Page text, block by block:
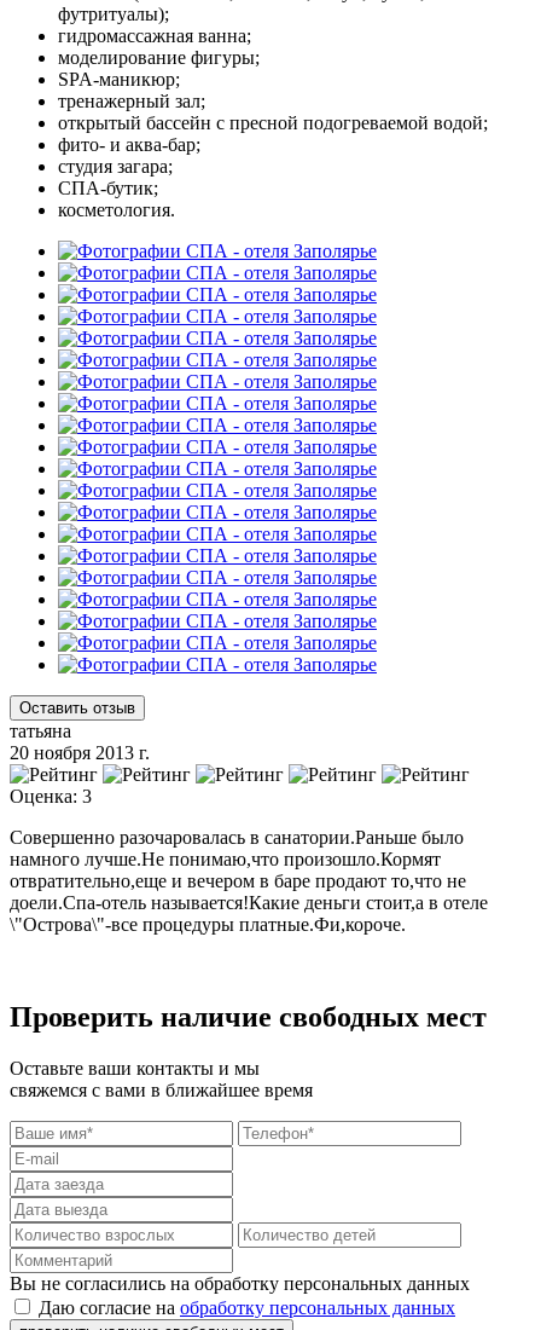
футритуалы);
гидромассажная ванна;
моделирование фигуры;
SPA-маникюр;
тренажерный зал;
открытый бассейн с пресной подогреваемой водой;
фито- и аква-бар;
студия загара;
СПА-бутик;
косметология.
Оставить отзыв
татьяна
20 ноября 2013 г.
Оценка: 3
Совершенно разочаровалась в санатории.Раньше было
намного лучше.Не понимаю,что произошло.Кормят
отвратительно,еще и вечером в баре продают то,что не
доели.Спа-отель называется!Какие деньги стоит,а в отеле
\"Острова\"-все процедуры платные.Фи,короче.
Проверить наличие свободных мест
Оставьте ваши контакты и мы
свяжемся с вами в ближайшее время
Вы не согласились на обработку персональных данных
Даю согласие на обработку персональных данных